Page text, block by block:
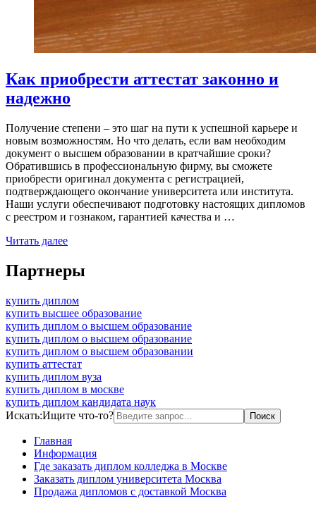
Как приобрести аттестат законно и
надежно
Получение степени – это шаг на пути к успешной карьере и
новым возможностям. Но что делать, если вам необходим
документ о высшем образовании в кратчайшие сроки?
Обратившись в профессиональную фирму, вы сможете
приобрести оригинал документа с регистрацией,
подтверждающего окончание университета или института.
Наши услуги обеспечивают подготовку настоящих дипломов
с реестром и гознаком, гарантией качества и …
Читать далее
Партнеры
купить диплом
купить высшее образование
купить диплом о высшем образование
купить диплом о высшем образование
купить диплом о высшем образовании
купить аттестат
купить диплом вуза
купить диплом в москве
купить диплом кандидата наук
Искать:Ищите что-то?
Главная
Информация
Где заказать диплом колледжа в Москве
Заказать диплом университета Москва
Продажа дипломов с доставкой Москва